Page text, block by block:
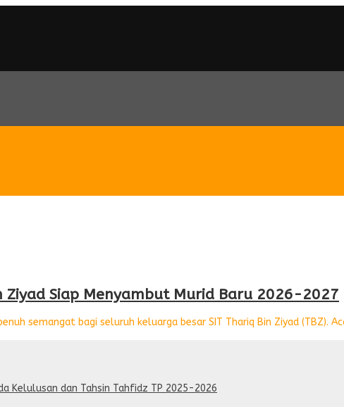
Ziyad Siap Menyambut Murid Baru 2026-2027
semangat bagi seluruh keluarga besar SIT Thariq Bin Ziyad (TBZ).
Kelulusan dan Tahsin Tahfidz TP 2025-2026